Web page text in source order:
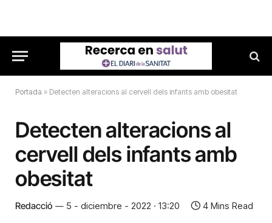
Portada » Detecten alteracions al cervell dels infants amb obesitat
Detecten alteracions al
cervell dels infants amb
obesitat
Redacció 5 - diciembre - 2022 · 13:20 4 Mins Read